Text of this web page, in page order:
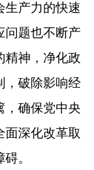
生产力的快速
问题也不断产
精神，净化政
，破除影响经
，确保党中央
面深化改革取
。